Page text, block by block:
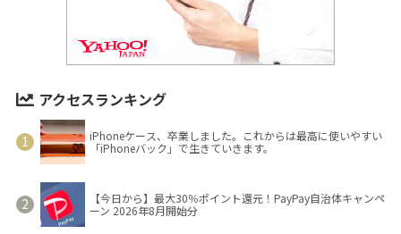
アクセスランキング
iPhoneケース、卒業しました。これからは最高に使いやすい
「iPhoneバック」で生きていきます。
【今日から】最大30％ポイント還元！PayPay自治体キャンペ
ーン 2026年8月開始分